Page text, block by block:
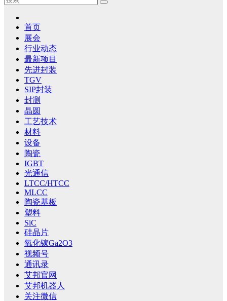
首页
展会
行业动态
最新项目
先进封装
TGV
SIP封装
封测
晶圆
工艺技术
材料
设备
陶瓷
IGBT
光通信
LTCC/HTCC
MLCC
陶瓷基板
塑料
SiC
硅晶片
氧化镓Ga2O3
视频号
通讯录
艾邦官网
艾邦机器人
关注微信